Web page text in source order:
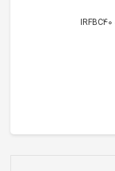
ترانزیستور BUZ80af